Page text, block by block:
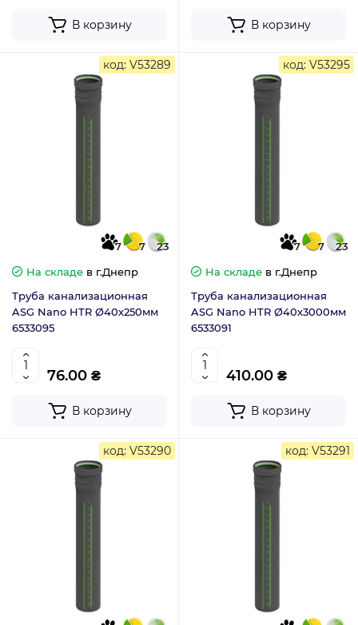
В корзину В корзину
код: V53289
7 7
23
На складе в г.Днепр
Труба канализационная
ASG Nano HTR Ø40х250мм
6533095
76.00 ₴
В корзину
код: V53295
7 7
23
На складе в г.Днепр
Труба канализационная
ASG Nano HTR Ø40х3000мм
6533091
410.00 ₴
В корзину
код: V53290 код: V53291